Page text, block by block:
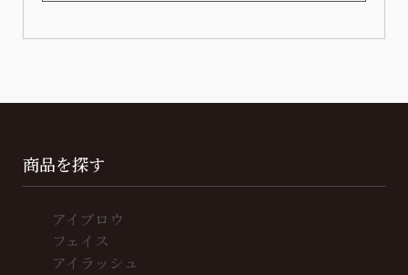
商品を探す
アイブロウ
フェイス
アイラッシュ